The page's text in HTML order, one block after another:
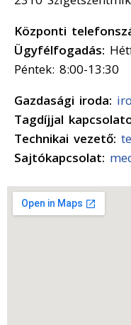
Központi
Ügyfélfogadás:
Péntek: 8:00-13:30
Gazdasági iroda:
Tagdíjjal
Technikai vezető:
Sajtókapcsolat: